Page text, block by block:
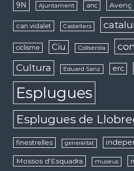
9N Ajuntament anc Avenç
can vidalet Castellers
ciclisme Ciu Collserola
Cultura Eduard Sanz erc
Esplugues
Esplugues de
finestrelles generalitat
Mossos d'Esquadra museus